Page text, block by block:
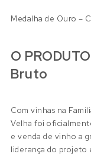
Medalha de Ouro –
O
Bruto
Com vinhas na
Velha foi
e venda de vinho a
liderança do projeto